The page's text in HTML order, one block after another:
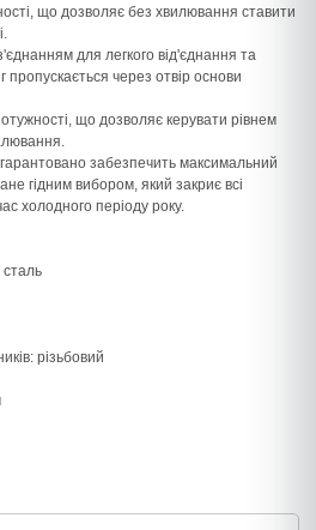
що дозволяє без хвилювання ставити
для легкого від'єднання та
через отвір основи
що дозволяє керувати рівнем
забезпечить максимальний
гідним вибором, який закриє всі
холодного періоду року.
різьбовий